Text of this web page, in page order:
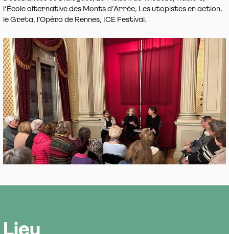
l’École alternative des Monts d’Arrée, Les utopistes en action,
le Greta, l’Opéra de Rennes, ICE Festival.
Lieu